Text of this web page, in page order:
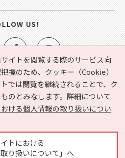
イトを閲覧する際のサービス向
握のため、クッキー（Cookie）
では閲覧を継続されることで、ク
のとみなします。詳細について
おける個人情報の取り扱いについ
トにおける
取り扱いについて」へ
？ お気に入り
ヘルプ
り扱いについて
運営会社
掲載に関するお問い合わせ
US!